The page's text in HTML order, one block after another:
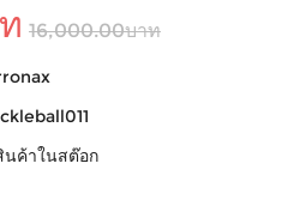
16,000.00บาท
นค้าในสต๊อก